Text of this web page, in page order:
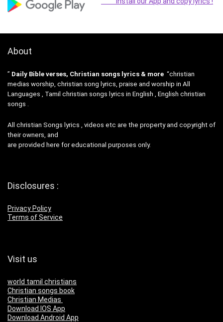
About
” Daily Bible verses, Christian songs lyrics & more “christian
medias worship, christian song lyrics, praise and worship in All
Languages , Tamil christian songs lyrics in English , English christian
songs .
All christian Songs lyrics , videos etc are the property and copyright of
their owners, and
are provided here for educational purposes only.
Disclosures :
Privacy Policy
Terms of Service
Visit us
world tamil christians
Christian songs book
Christian Medias
Download IOS App
Download Android App